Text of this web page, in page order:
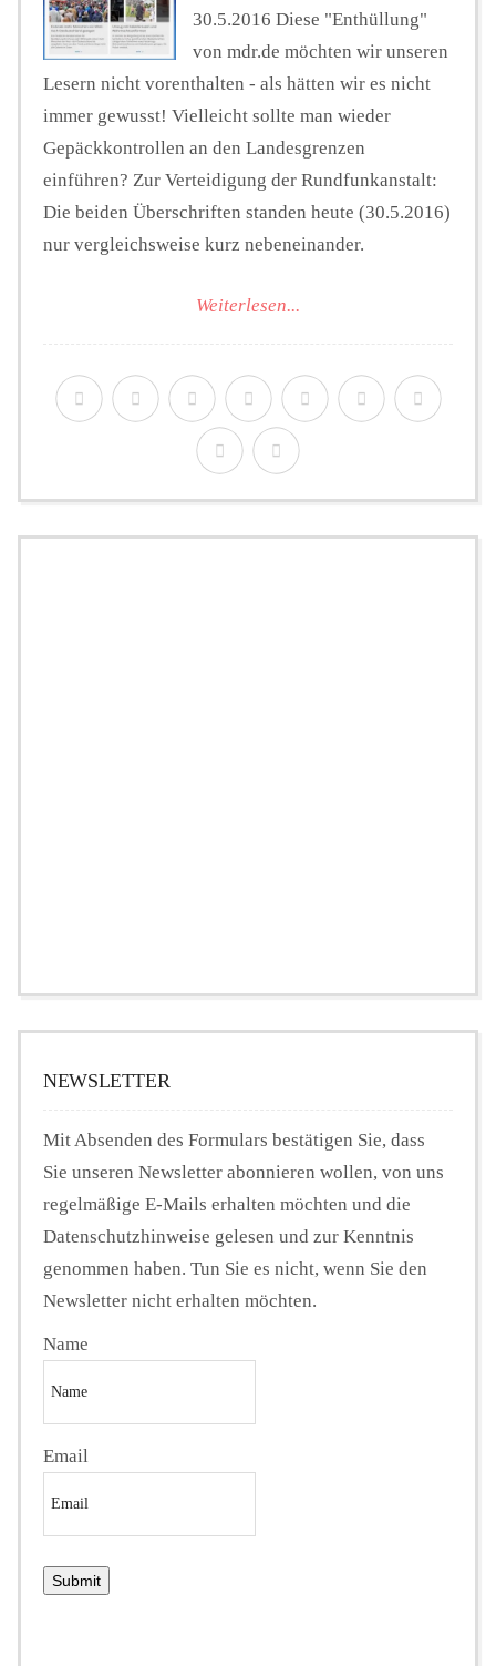
30.5.2016 Diese "Enthüllung"
von mdr.de möchten wir unseren
Lesern nicht vorenthalten - als hätten wir es nicht
immer gewusst! Vielleicht sollte man wieder
Gepäckkontrollen an den Landesgrenzen
einführen? Zur Verteidigung der Rundfunkanstalt:
Die beiden Überschriften standen heute (30.5.2016)
nur vergleichsweise kurz nebeneinander.
Weiterlesen...
NEWSLETTER
Mit Absenden des Formulars bestätigen Sie, dass
Sie unseren Newsletter abonnieren wollen, von uns
regelmäßige E-Mails erhalten möchten und die
Datenschutzhinweise gelesen und zur Kenntnis
genommen haben. Tun Sie es nicht, wenn Sie den
Newsletter nicht erhalten möchten.
Name
Email